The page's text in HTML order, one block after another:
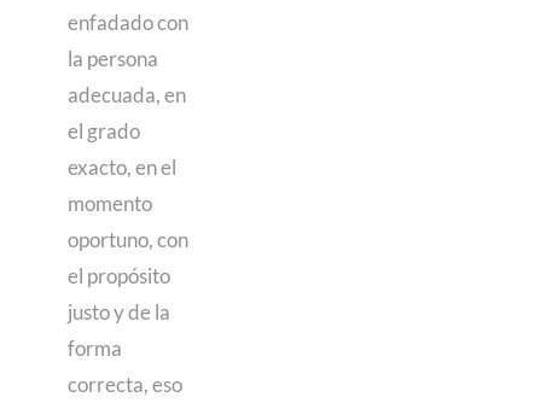
enfadado con
la persona
adecuada, en
el grado
exacto, en el
momento
oportuno, con
el propósito
justo y de la
forma
correcta, eso